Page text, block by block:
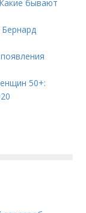
бывают
50+: